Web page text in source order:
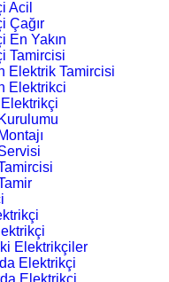
Acil
Çağır
En Yakın
Tamircisi
Elektrik Tamircisi
Elektrikci
Elektrikçiler
Elektrikçi
Elektrikçi